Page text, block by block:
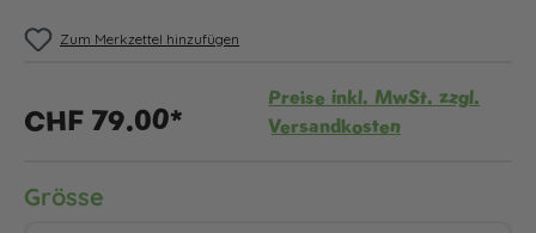
Zum Merkzettel hinzufügen
CHF 79.00*
Preise inkl. MwSt. zzgl.
Versandkosten
Grösse